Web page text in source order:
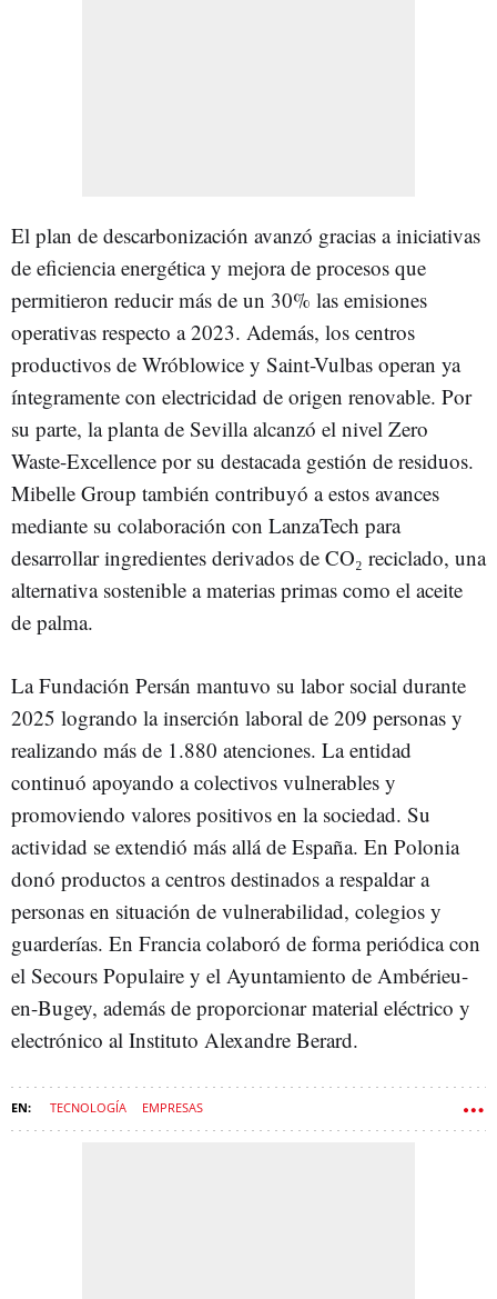
El plan de descarbonización avanzó gracias a iniciativas
de eficiencia energética y mejora de procesos que
permitieron reducir más de un 30% las emisiones
operativas respecto a 2023. Además, los centros
productivos de Wróblowice y Saint-Vulbas operan ya
íntegramente con electricidad de origen renovable. Por
su parte, la planta de Sevilla alcanzó el nivel Zero
Waste-Excellence por su destacada gestión de residuos.
Mibelle Group también contribuyó a estos avances
mediante su colaboración con LanzaTech para
desarrollar ingredientes derivados de CO₂ reciclado, una
alternativa sostenible a materias primas como el aceite
de palma.
La Fundación Persán mantuvo su labor social durante
2025 logrando la inserción laboral de 209 personas y
realizando más de 1.880 atenciones. La entidad
continuó apoyando a colectivos vulnerables y
promoviendo valores positivos en la sociedad. Su
actividad se extendió más allá de España. En Polonia
donó productos a centros destinados a respaldar a
personas en situación de vulnerabilidad, colegios y
guarderías. En Francia colaboró de forma periódica con
el Secours Populaire y el Ayuntamiento de Ambérieu-
en-Bugey, además de proporcionar material eléctrico y
electrónico al Instituto Alexandre Berard.
TECNOLOGÍA EMPRESAS